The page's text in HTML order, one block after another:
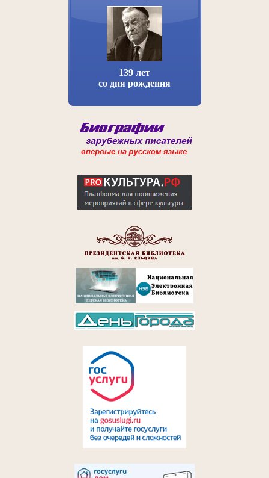
139 лет
со дня рождения